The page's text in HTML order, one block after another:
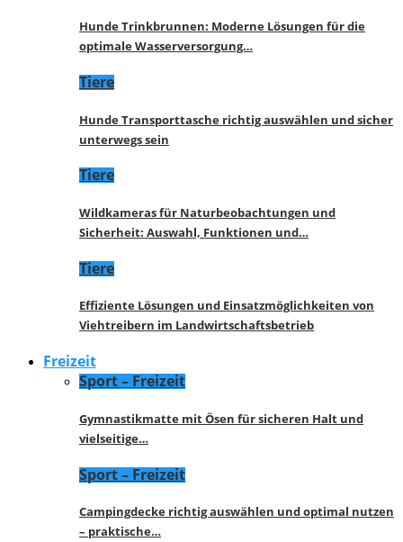
Hunde Trinkbrunnen: Moderne Lösungen für die
optimale Wasserversorgung…
Tiere
Hunde Transporttasche richtig auswählen und sicher
unterwegs sein
Tiere
Wildkameras für Naturbeobachtungen und
Sicherheit: Auswahl, Funktionen und…
Tiere
Effiziente Lösungen und Einsatzmöglichkeiten von
Viehtreibern im Landwirtschaftsbetrieb
Freizeit
Sport – Freizeit
Gymnastikmatte mit Ösen für sicheren Halt und
vielseitige…
Sport – Freizeit
Campingdecke richtig auswählen und optimal nutzen
– praktische…